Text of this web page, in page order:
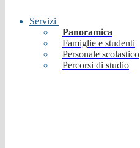
Servizi
Panoramica
Famiglie e studenti
Personale scolastico
Percorsi di studio